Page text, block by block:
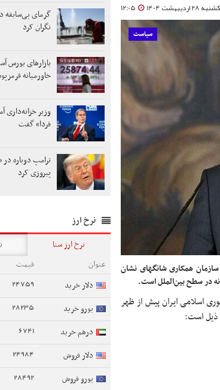
28 اردیبهشت 1404 12:05
سیاست
همکاری شانگهای نشان
در سطح بین‌الملل است.
اسلامی ایران پیش از ظهر
ذیل است:
گرمای بی‌سابقه در
نگران کرد
بازارهای بورس
خاورمیانه
وزیر خزانه‌داری
فردا» گفت
ترامپ دوباره
پیروزی کرد
نرخ ارز
نرخ ارز سنا
عنوان
قیمت
دلار خرید
24759
یورو خرید 28235
درهم خرید 6741
دلار فروش 24984
یورو فروش 28492